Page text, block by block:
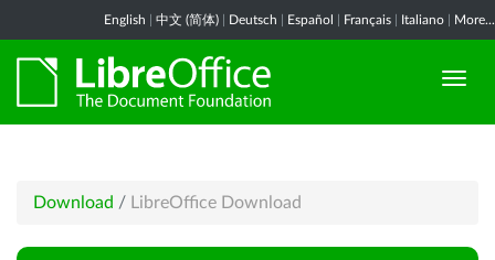
English 中文 (简体) Deutsch Español Français Italiano More...
Download / LibreOffice Download